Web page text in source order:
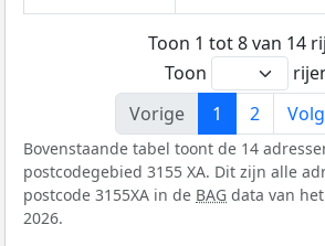
Toon 1 tot 8 van 14
Toon
Vorige
1 2
Bovenstaande tabel toont de 14
postcodegebied 3155 XA. Dit zijn alle
postcode 3155XA in de BAG data van
2026.